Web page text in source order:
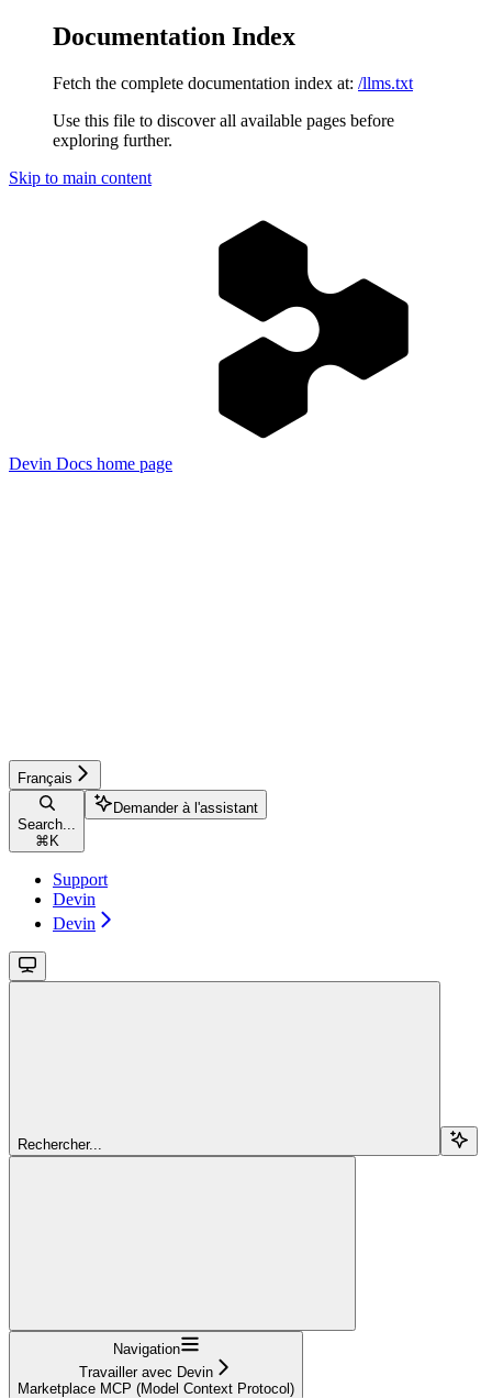
Documentation Index
Fetch the complete documentation index at: /llms.txt
Use this file to discover all available pages before
exploring further.
Skip to main content
Devin Docs home page
Français
Search...
⌘ K
Demander à l'assistant
Support
Devin
Devin
Rechercher...
Navigation
Travailler avec Devin
Marketplace MCP (Model Context Protocol)